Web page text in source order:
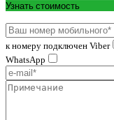
Узнать стоимость
к номеру подключен Viber
WhatsApp